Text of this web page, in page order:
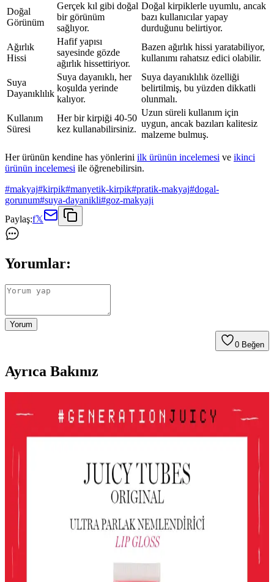
Doğal
Görünüm
Gerçek kıl gibi doğal
bir görünüm
sağlıyor.
Doğal kirpiklerle uyumlu, ancak
bazı kullanıcılar yapay
durduğunu belirtiyor.
Ağırlık
Hissi
Hafif yapısı
sayesinde gözde
ağırlık hissettiriyor.
Bazen ağırlık hissi yaratabiliyor,
kullanımı rahatsız edici olabilir.
Suya
Dayanıklılık
Suya dayanıklı, her
koşulda yerinde
kalıyor.
Suya dayanıklılık özelliği
belirtilmiş, bu yüzden dikkatli
olunmalı.
Kullanım
Süresi
Her bir kirpiği 40-50
kez kullanabilirsiniz.
Uzun süreli kullanım için
uygun, ancak bazıları kalitesiz
malzeme bulmuş.
Her ürünün kendine has yönlerini ilk ürünün incelemesi ve ikinci
ürünün incelemesi ile öğrenebilirsin.
#makyaj#kirpik#manyetik-kirpik#pratik-makyaj#dogal-
gorunum#suya-dayanikli#goz-makyaji
Paylaş:f𝕏
Yorumlar:
Yorum
0 Beğen
Ayrıca Bakınız
Le Mabelle Altın Pembe Beyaz Glitter Simli Kız
Çocuk Jel Farı Pratik ve Işıltılı Göz Makyajı
Deneyimi
Le Mabelle'nin pembe, altın ve beyaz tonlarındaki jel farı, kolay
uygulama ve parlaklık sağlar. Çocuklar için uygun, pratik ve
eğlenceli göz makyajı seçeneği sunar.
Gri ve Akınca Renklerinin Kozmetik ve Makyajda
Kullanımı ve Uygulama İpuçları
Gri ve akınca renkleri, makyajda şıklık ve doğal görünüm sağlar.
Uygulama teknikleri ve renk uyumu ile farklı tarzlar
yakalayabilirsiniz.